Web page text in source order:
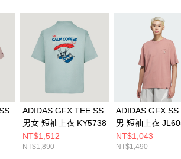
ADIDAS GFX TEE SS
男女 短袖上衣 KY5738
NT$1,512
NT$1,890
ADIDAS GFX SS
男 短袖上衣
NT$1,043
NT$1,490